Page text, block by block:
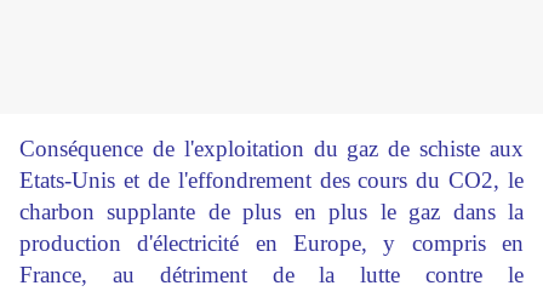
Conséquence de l'exploitation du gaz de schiste aux
Etats-Unis et de l'effondrement des cours du CO2, le
charbon supplante de plus en plus le gaz dans la
production d'électricité en Europe, y compris en
France, au détriment de la lutte contre le